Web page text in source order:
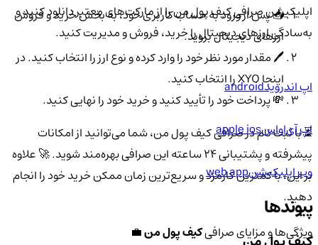
📥 پس از ورود به حساب کاربری خود، به بخش خرید و فروش
ارزهای دیجیتال بروید.
🖊️ مقدار مورد نظر خود را وارد کرده و نوع ارز را انتخاب کنید. در
اینجا XYO را انتخاب کنید.
💸 پرداخت خود را تأیید کنید و خرید خود را نهایی کنید.
⏳ با ثبت نام در صرافی کیف پول من، شما می‌توانید از امکانات
پیشرفته و پشتیبانی ۲۴ ساعته این صرافی بهره‌مند شوید. 🚀 علاوه
بر این، با کمترین کارمزد و سریع‌ترین زمان ممکن خرید خود را انجام
دهید.
ویژگی‌ها و مزایای صرافیکیف پول من💼
اپلیکیشن صرافی کیف پول من را از مارکت‌های معتبر دانلود کنید و
به‌سادگی ارزهای دیجیتال را خرید، فروش و مدیریت کنید.
اپ اندرویدandroid
اپ آی‌او‌اسapple ios
وب اپلیکیشنweb app
پیوندها